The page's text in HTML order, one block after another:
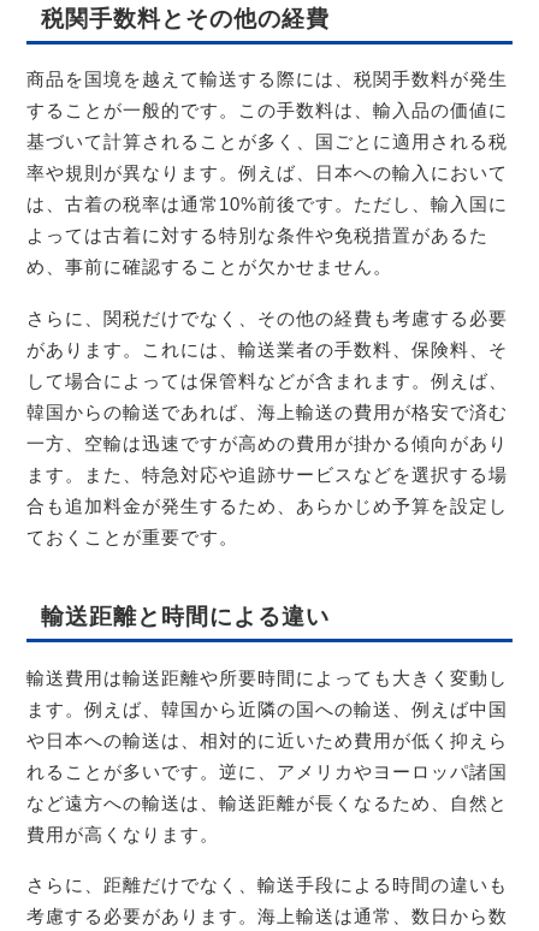
税関手数料とその他の経費
商品を国境を越えて輸送する際には、税関手数料が発生
することが一般的です。この手数料は、輸入品の価値に
基づいて計算されることが多く、国ごとに適用される税
率や規則が異なります。例えば、日本への輸入において
は、古着の税率は通常10%前後です。ただし、輸入国に
よっては古着に対する特別な条件や免税措置があるた
め、事前に確認することが欠かせません。
さらに、関税だけでなく、その他の経費も考慮する必要
があります。これには、輸送業者の手数料、保険料、そ
して場合によっては保管料などが含まれます。例えば、
韓国からの輸送であれば、海上輸送の費用が格安で済む
一方、空輸は迅速ですが高めの費用が掛かる傾向があり
ます。また、特急対応や追跡サービスなどを選択する場
合も追加料金が発生するため、あらかじめ予算を設定し
ておくことが重要です。
輸送距離と時間による違い
輸送費用は輸送距離や所要時間によっても大きく変動し
ます。例えば、韓国から近隣の国への輸送、例えば中国
や日本への輸送は、相対的に近いため費用が低く抑えら
れることが多いです。逆に、アメリカやヨーロッパ諸国
など遠方への輸送は、輸送距離が長くなるため、自然と
費用が高くなります。
さらに、距離だけでなく、輸送手段による時間の違いも
考慮する必要があります。海上輸送は通常、数日から数